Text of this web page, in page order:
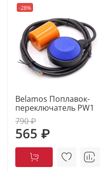
-28%
Belamos Поплавок-
переключатель PW1
790 ₽
565 ₽